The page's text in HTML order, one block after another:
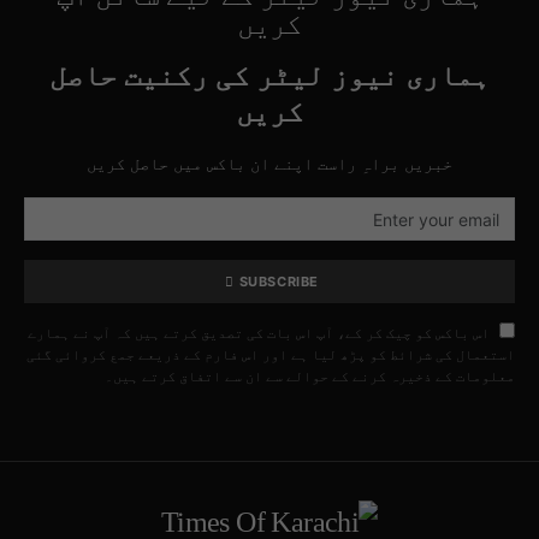
کریں
ہماری نیوز لیٹر کی رکنیت حاصل
کریں
خبریں براہِ راست اپنے ان باکس میں حاصل کریں
SUBSCRIBE
اس باکس کو چیک کر کے، آپ اس بات کی تصدیق کرتے ہیں کہ آپ نے ہمارے
استعمال کی شرائط کو پڑھ لیا ہے اور اس فارم کے ذریعے جمع کروائی گئی
معلومات کے ذخیرہ کرنے کے حوالے سے ان سے اتفاق کرتے ہیں۔